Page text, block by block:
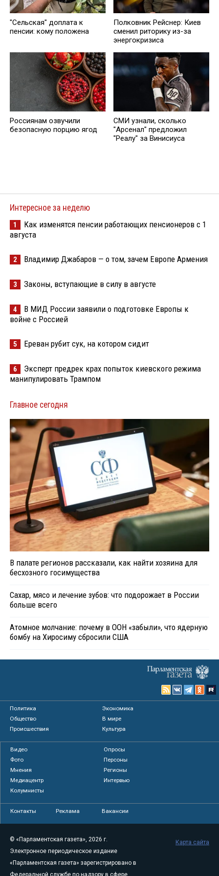
"Сельская" доплата к
пенсии: кому положена
Полковник Рейснер: Киев
сменил риторику из-за
энергокризиса
Россиянам озвучили
безопасную порцию ягод
СМИ узнали, сколько
"Арсенал" предложил
"Реалу" за Винисиуса
Интересное за неделю
1
Как изменятся пенсии работающих пенсионеров с 1
августа
2 Владимир Джабаров — о том, зачем Европе Армения
3 Законы, вступающие в силу в августе
4
В МИД России заявили о подготовке Европы к
войне с Россией
5 Ереван рубит сук, на котором сидит
6
Эксперт предрек крах попыток киевского режима
манипулировать Трампом
Главное сегодня
В палате регионов рассказали, как найти хозяина для
бесхозного госимущества
Сахар, мясо и лечение зубов: что подорожает в России
больше всего
Атомное молчание: почему в ООН «забыли», что ядерную
бомбу на Хиросиму сбросили США
Политика
Экономика
Общество
В мире
Происшествия
Культура
Видео
Опросы
Фото
Персоны
Мнения
Регионы
Медиацентр
Интервью
Колумнисты
Контакты Реклама Вакансии
© «Парламентская газета», 2026 г.
Электронное периодическое издание
«Парламентская газета» зарегистрировано в
Федеральной службе по надзору в сфере
Карта сайта